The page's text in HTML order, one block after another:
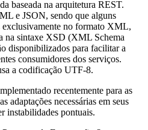
baseada na arquitetura REST.
e JSON, sendo que alguns
exclusivamente no formato XML,
na sintaxe XSD (XML Schema
disponibilizados para facilitar a
consumidores dos serviços.
a codificação UTF-8.
recentemente para as
adaptações necessárias em seus
instabilidades pontuais.